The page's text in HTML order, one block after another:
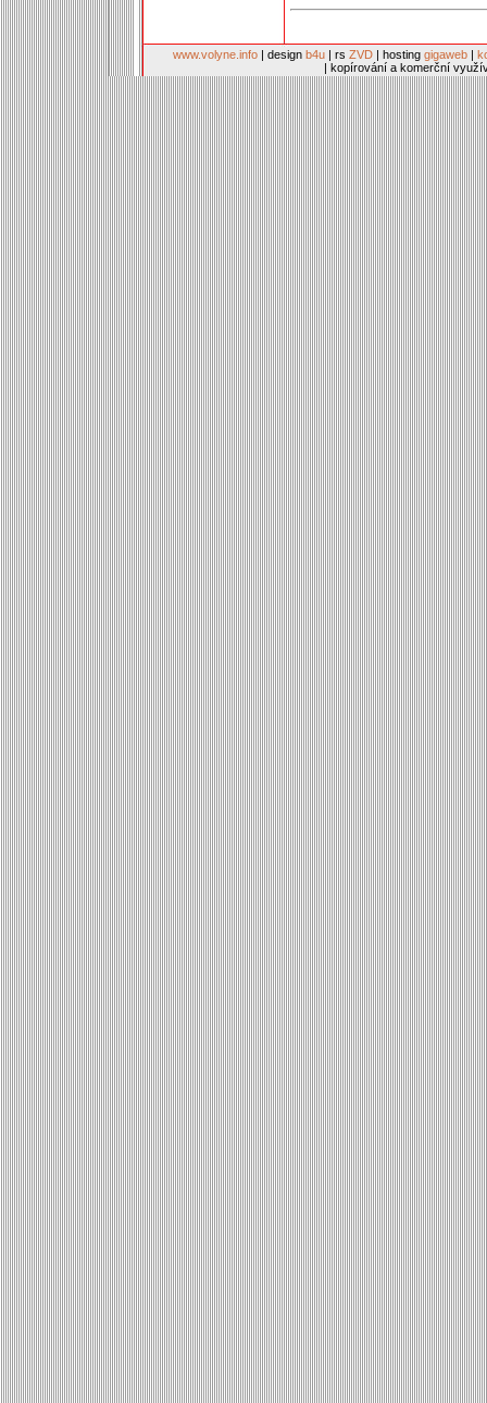
www.volyne.info | design b4u | rs ZVD | hosting gigaweb |
| kopírování a komerční